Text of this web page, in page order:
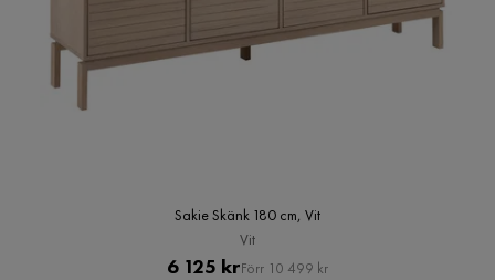
Sakie Skänk 180 cm, Vit
Vit
Pris
6 125 kr Original
Förr 10 499 kr